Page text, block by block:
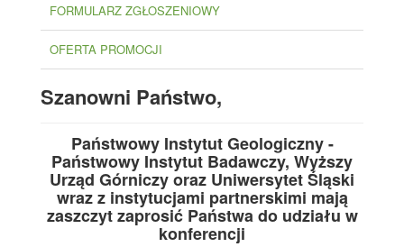
FORMULARZ ZGŁOSZENIOWY
OFERTA PROMOCJI
Szanowni Państwo,
Państwowy Instytut Geologiczny -
Państwowy Instytut Badawczy, Wyższy
Urząd Górniczy oraz Uniwersytet Śląski
wraz z instytucjami partnerskimi mają
zaszczyt zaprosić Państwa do udziału w
konferencji